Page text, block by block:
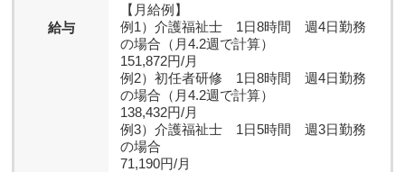
給与
【月給例】
例1）介護福祉士 1日8時間 週4日勤務
の場合（月4.2週で計算）
151,872円/月
例2）初任者研修 1日8時間 週4日勤務
の場合（月4.2週で計算）
138,432円/月
例3）介護福祉士 1日5時間 週3日勤務
の場合
71,190円/月